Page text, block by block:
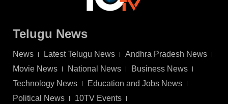
Telugu News
News Latest Telugu News
Andhra Pradesh News
Movie News
National News
Business News
Technology News
Education and Jobs News
Political News
10TV Events